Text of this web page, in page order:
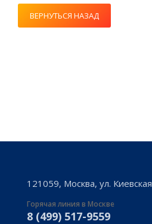
ВЕРНУТЬСЯ НАЗАД
121059, Москва, ул.
Горячая линия в Москве
8 (499) 517-9559